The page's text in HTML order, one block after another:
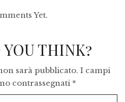
Yet.
THINK?
sarà pubblicato. I campi
contrassegnati *